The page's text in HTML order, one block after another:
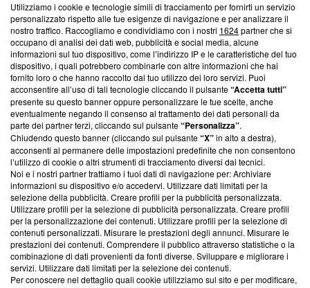
Questa sezione offre informazioni trasparenti su Blasting
News, sui nostri processi editoriali e su come ci impegniamo a
creare news di qualità. Inoltre, afferma la nostra aderenza a
‘Trust Project - News with Integrity’Blasting News non è
ancora membro del programma, ma ha richiesto di farne
parte; Trust Project non ha ancora effettuato una verifica di
conformità agli standard.
Su di noi
Team editoriale
Corporate
Redazione
Informativa Privacy
Cookie Policy
Blasting SA, IDI CHE-247.845.224, Via Carlo Frasca, 3 - 6900
Utilizziamo i cookie e tecnologie simili di tracciamento per fornirti un servizio
personalizzato rispetto alle tue esigenze di navigazione e per analizzare il
nostro traffico. Raccogliamo e condividiamo con i nostri 1624partner che si
occupano di analisi dei dati web, pubblicità e social media, alcune
informazioni sul tuo dispositivo, come l’indirizzo IP e le caratteristiche del tuo
dispositivo, i quali potrebbero combinarle con altre informazioni che hai
fornito loro o che hanno raccolto dal tuo utilizzo dei loro servizi. Puoi
acconsentire all’uso di tali tecnologie cliccando il pulsante“Accetta tutti”
presente su questo banner oppure personalizzare le tue scelte, anche
eventualmente negando il consenso al trattamento dei dati personali da
parte dei partner terzi, cliccando sul pulsante“Personalizza”.
Chiudendo questo banner (cliccando sul pulsante“X”in alto a destra),
acconsenti al permanere delle impostazioni predefinite che non consentono
l’utilizzo di cookie o altri strumenti di tracciamento diversi dai tecnici.
Noi e i nostri partner trattiamo i tuoi dati di navigazione per: Archiviare
informazioni su dispositivo e/o accedervi. Utilizzare dati limitati per la
selezione della pubblicità. Creare profili per la pubblicità personalizzata.
Utilizzare profili per la selezione di pubblicità personalizzata. Creare profili
per la personalizzazione dei contenuti. Utilizzare profili per la selezione di
contenuti personalizzati. Misurare le prestazioni degli annunci. Misurare le
prestazioni dei contenuti. Comprendere il pubblico attraverso statistiche o la
combinazione di dati provenienti da fonti diverse. Sviluppare e migliorare i
servizi. Utilizzare dati limitati per la selezione dei contenuti.
Per conoscere nel dettaglio quali cookie utilizziamo sul sito e per modificare,